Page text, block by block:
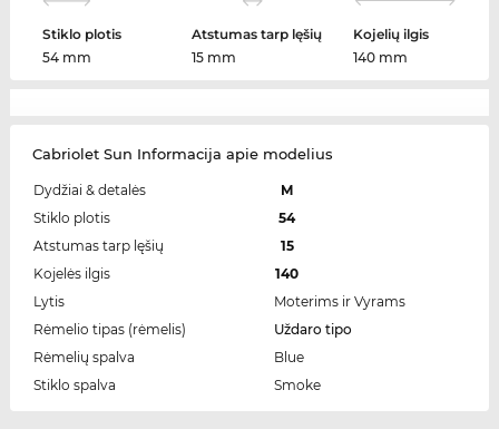
Stiklo plotis
54 mm
Atstumas tarp lęšių
15 mm
Kojelių ilgis
140 mm
Cabriolet Sun Informacija apie modelius
Dydžiai & detalės
M
Stiklo plotis
54
Atstumas tarp lęšių
15
Kojelės ilgis
140
Lytis
Moterims ir Vyrams
Rėmelio tipas (rėmelis)
Uždaro tipo
Rėmelių spalva
Blue
Stiklo spalva
Smoke